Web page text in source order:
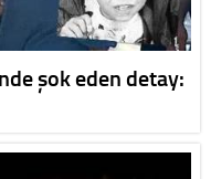
şok eden detay: